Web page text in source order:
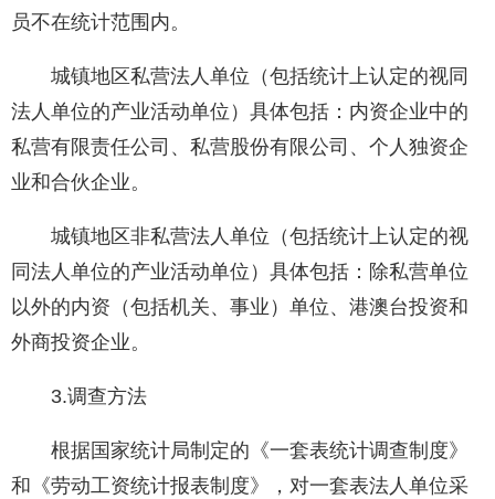
员不在统计范围内。
城镇地区私营法人单位（包括统计上认定的视同
法人单位的产业活动单位）具体包括：内资企业中的
私营有限责任公司、私营股份有限公司、个人独资企
业和合伙企业。
城镇地区非私营法人单位（包括统计上认定的视
同法人单位的产业活动单位）具体包括：除私营单位
以外的内资（包括机关、事业）单位、港澳台投资和
外商投资企业。
3.调查方法
根据国家统计局制定的《一套表统计调查制度》
和《劳动工资统计报表制度》，对一套表法人单位采